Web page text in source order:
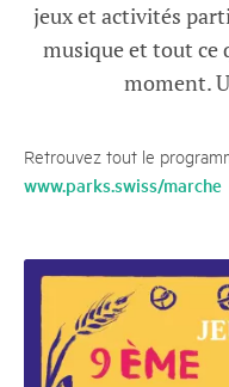
jeux et activités
musique et tout ce
moment.
Retrouvez tout le
www.parks.swiss/marche